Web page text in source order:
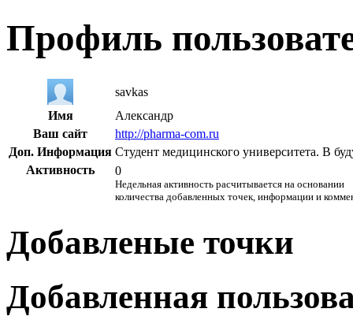
Профиль
savkas
Имя
Александр
Ваш сайт
http://pharma-com.ru
Доп. Информация Студент медицинского университета. В
Активность
0
Недельная активность расчитывается на основании
количества добавленных точек, информации и
Добавленые точки
Добавленная